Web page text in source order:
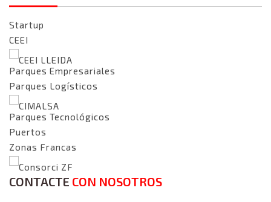
Startup
CEEI
CEEI LLEIDA
Parques Empresariales
Parques Logísticos
CIMALSA
Parques Tecnológicos
Puertos
Zonas Francas
Consorci ZF
CONTACTE CON NOSOTROS